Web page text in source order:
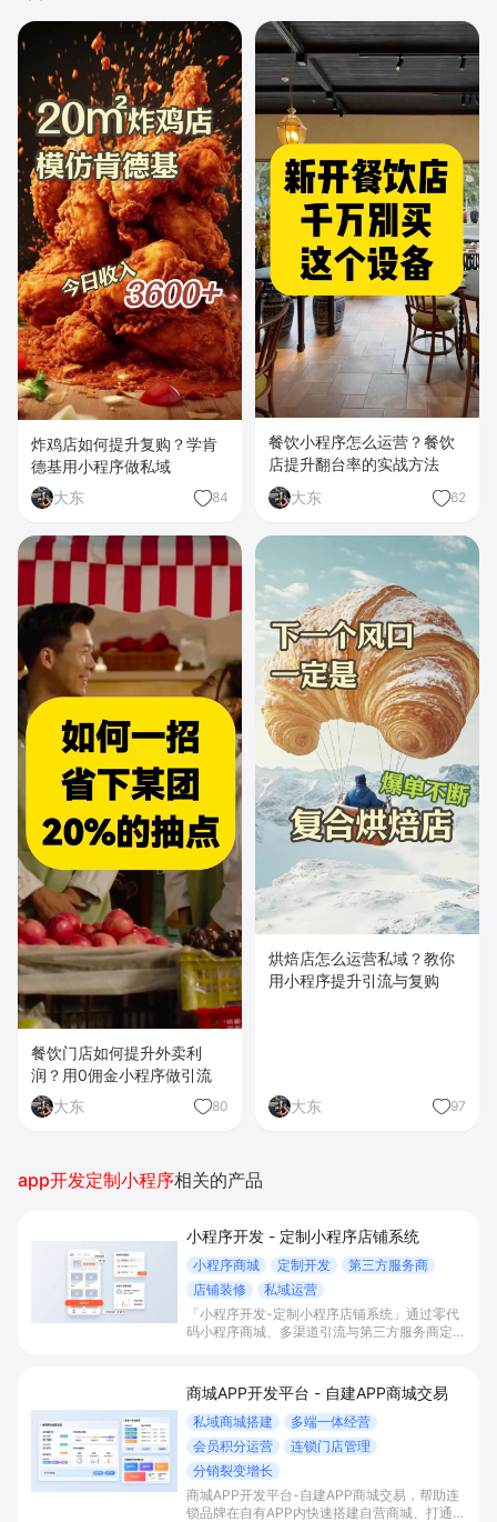
炸鸡店如何提升复购？学肯
德基用小程序做私域
大东
84
餐饮小程序怎么运营？餐饮
店提升翻台率的实战方法
大东
62
餐饮门店如何提升外卖利
润？用0佣金小程序做引流
大东
80
烘焙店怎么运营私域？教你
用小程序提升引流与复购
大东 97
app开发定制小程序相关的产品
小程序开发 - 定制小程序店铺系统
小程序商城 定制开发
第三方服务商
店铺装修
私域运营
「小程序开发-定制小程序店铺系统」通过零代
码小程序商城、多渠道引流与第三方服务商定制
私域运营场景，提升获客与复购，实现线上生意
增长。
商城APP开发平台 - 自建APP商城交易
私域商城搭建
多端一体经营
会员积分运营
连锁门店管理
分销裂变增长
商城APP开发平台-自建APP商城交易，帮助连
锁品牌在自有APP内快速搭建自营商城、打通多